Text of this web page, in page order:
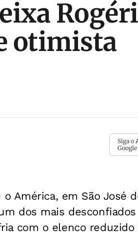
otimista
Siga o
Google
América, em São José
dos mais
com o elenco reduzido